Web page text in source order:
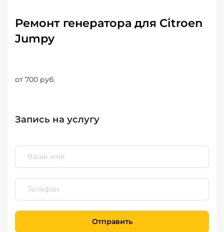
Ремонт генератора для Citroen
Jumpy
от 700 руб.
Запись на услугу
Отправить